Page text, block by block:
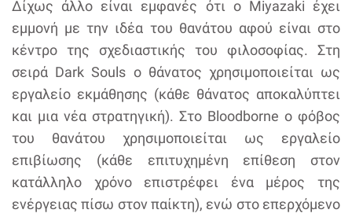
Δίχως άλλο είναι εμφανές ότι ο Miyazaki έχει
εμμονή με την ιδέα του θανάτου αφού είναι στο
κέντρο της σχεδιαστικής του φιλοσοφίας. Στη
σειρά Dark Souls o θάνατος χρησιμοποιείται ως
εργαλείο εκμάθησης (κάθε θάνατος αποκαλύπτει
και μια νέα στρατηγική). Στο Bloodborne ο φόβος
του θανάτου χρησιμοποιείται ως εργαλείο
επιβίωσης (κάθε επιτυχημένη επίθεση στον
κατάλληλο χρόνο επιστρέφει ένα μέρος της
ενέργειας πίσω στον παίκτη), ενώ στο επερχόμενο